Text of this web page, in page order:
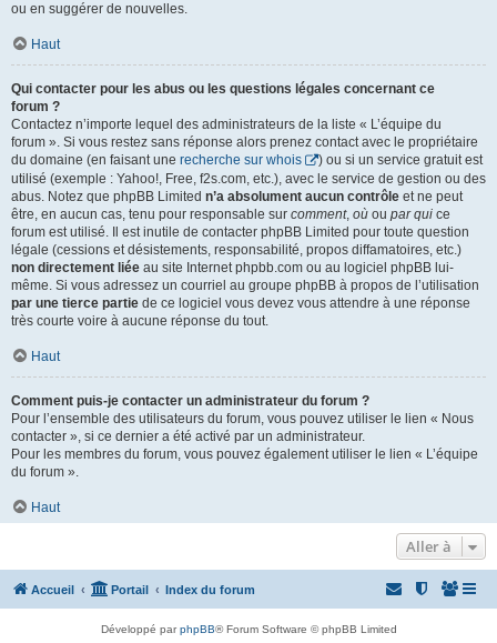
ou en suggérer de nouvelles.
Haut
Qui contacter pour les abus ou les questions légales concernant ce
forum ?
Contactez n’importe lequel des administrateurs de la liste « L’équipe du
forum ». Si vous restez sans réponse alors prenez contact avec le propriétaire
du domaine (en faisant une recherche sur whois
) ou si un service gratuit est
utilisé (exemple : Yahoo!, Free, f2s.com, etc.), avec le service de gestion ou des
abus. Notez que phpBB Limited n’a absolument aucun contrôle et ne peut
être, en aucun cas, tenu pour responsable sur comment, où ou par qui ce
forum est utilisé. Il est inutile de contacter phpBB Limited pour toute question
légale (cessions et désistements, responsabilité, propos diffamatoires, etc.)
non directement liée au site Internet phpbb.com ou au logiciel phpBB lui-
même. Si vous adressez un courriel au groupe phpBB à propos de l’utilisation
par une tierce partie de ce logiciel vous devez vous attendre à une réponse
très courte voire à aucune réponse du tout.
Haut
Comment puis-je contacter un administrateur du forum ?
Pour l’ensemble des utilisateurs du forum, vous pouvez utiliser le lien « Nous
contacter », si ce dernier a été activé par un administrateur.
Pour les membres du forum, vous pouvez également utiliser le lien « L’équipe
du forum ».
Haut
Aller à
Accueil Portail Index du forum
Développé parphpBB® Forum Software © phpBB Limited